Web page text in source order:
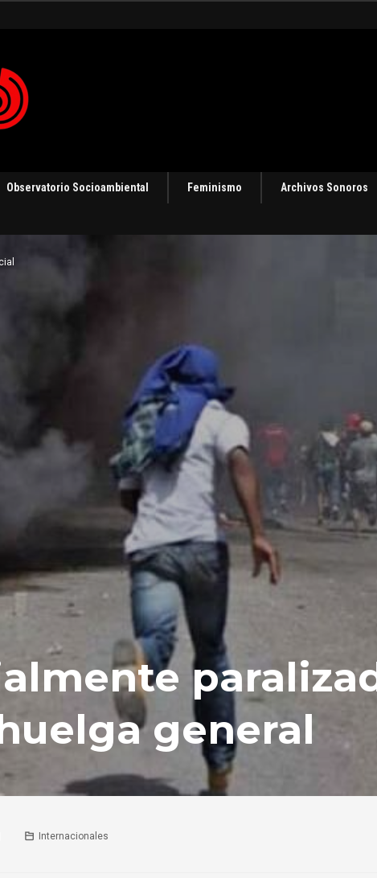
en Panamá [Audio]
Observatorio Socioambiental Feminismo Archivos Sonoros
general
Internacionales